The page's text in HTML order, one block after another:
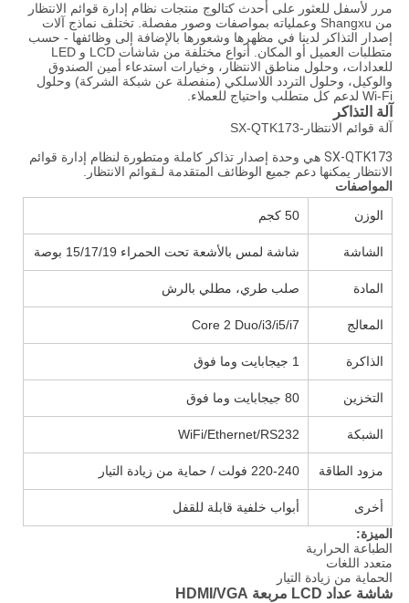
مرر لأسفل للعثور على أحدث كتالوج منتجات نظام إدارة قوائم الانتظار
من Shangxu وعملياته بمواصفات وصور مفصلة. تختلف نماذج آلات
إصدار التذاكر لدينا في مظهرها وشعورها بالإضافة إلى وظائفها - حسب
متطلبات العميل أو المكان. أنواع مختلفة من شاشات LCD و LED
للعدادات، وحلول مناطق الانتظار، وخيارات استدعاء أمين الصندوق
والوكيل، وحلول التردد اللاسلكي (منفصلة عن شبكة الشركة) وحلول
Wi-Fi لدعم كل متطلب واحتياج للعملاء.
آلة التذاكر
آلة قوائم الانتظار-SX-QTK173
SX-QTK173 هي وحدة إصدار تذاكر كاملة ومتطورة لنظام إدارة قوائم
الانتظار يمكنها دعم جميع الوظائف المتقدمة لـقوائم الانتظار.
المواصفات
الوزن
50 كجم
الشاشة شاشة لمس بالأشعة تحت الحمراء 15/17/19 بوصة
المادة صلب طري، مطلي بالرش
المعالج Core 2 Duo/i3/i5/i7
الذاكرة 1 جيجابايت وما فوق
التخزين 80 جيجابايت وما فوق
الشبكة WiFi/Ethernet/RS232
مزود الطاقة 220-240 فولت / حماية من زيادة التيار
أخرى
أبواب خلفية قابلة للقفل
الميزة:
الطباعة الحرارية
متعدد اللغات
الحماية من زيادة التيار
شاشة عداد LCD مربعة HDMI/VGA